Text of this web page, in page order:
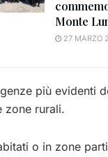
Monte
27 MARZO
più evidenti
zone rurali.
o in zone